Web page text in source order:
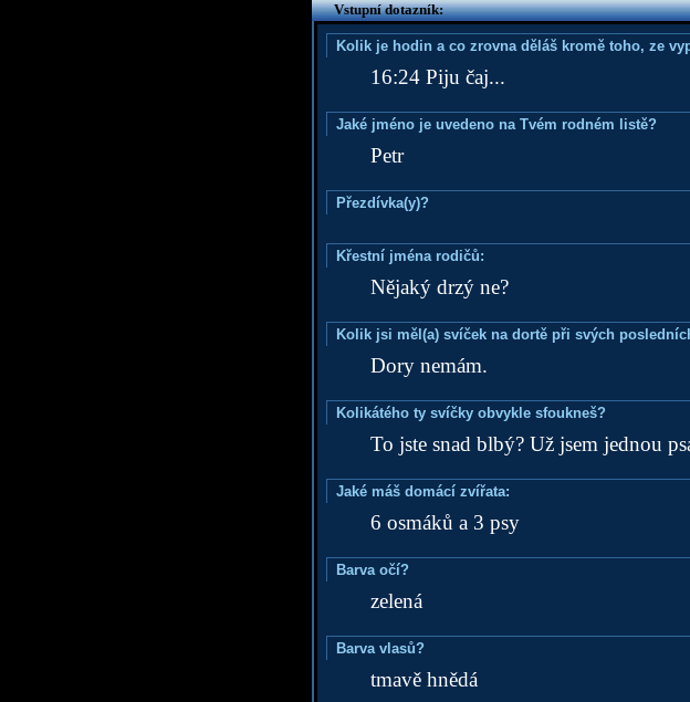
Vstupní dotazník:
Kolik je hodin a co zrovna děláš kromě toho, ze
16:24 Piju čaj...
Jaké jméno je uvedeno na Tvém rodném listě?
Petr
Přezdívka(y)?
Křestní jména rodičů:
Nějaký drzý ne?
Kolik jsi měl(a) svíček na dortě při svých
Dory nemám.
Kolikátého ty svíčky obvykle sfoukneš?
To jste snad blbý? Už jsem jednou
Jaké máš domácí zvířata:
6 osmáků a 3 psy
Barva očí?
zelená
Barva vlasů?
tmavě hnědá